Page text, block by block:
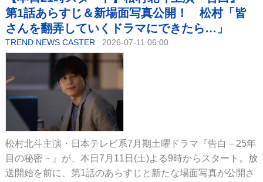
第1話あらすじ＆新場面写真公開！ 松村「皆
さんを翻弄していくドラマにできたら…」
TREND NEWS CASTER 2026-07-11 06:00
松村北斗主演・日本テレビ系7月期土曜ドラマ『告白－25年
目の秘密－』が、本日7月11日(土)よる9時からスタート。放
送開始を前に、第1話のあらすじと新たな場面写真が公開さ